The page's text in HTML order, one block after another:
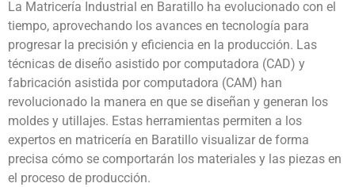
La Matricería Industrial en Baratillo ha evolucionado con el
tiempo, aprovechando los avances en tecnología para
progresar la precisión y eficiencia en la producción. Las
técnicas de diseño asistido por computadora (CAD) y
fabricación asistida por computadora (CAM) han
revolucionado la manera en que se diseñan y generan los
moldes y utillajes. Estas herramientas permiten a los
expertos en matricería en Baratillo visualizar de forma
precisa cómo se comportarán los materiales y las piezas en
el proceso de producción.